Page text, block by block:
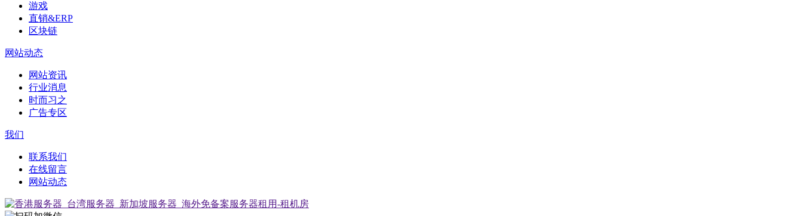
游戏
直销&ERP
区块链
网站动态
网站资讯
行业消息
时而习之
广告专区
我们
联系我们
在线留言
网站动态